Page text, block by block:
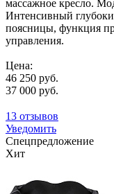
массажное кресло.
Интенсивный
поясницы, функция
управления.
Цена:
46 250 руб.
37 000 руб.
13 отзывов
Уведомить
Спецпредложение
Хит